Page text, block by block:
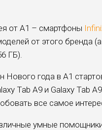
от А1 – смартфоны
от этого бренда
ГБ).
Нового года в А1
Tab A9 и Galaxy Tab
все самое
умные